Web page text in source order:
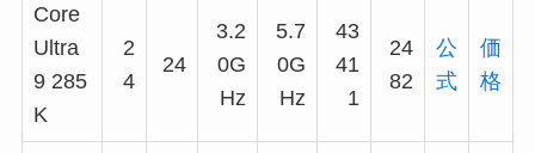
Core
Ultra
9 285
K
2
4
24
3.2
0G
Hz
5.7
0G
Hz
43
41
1
24
82
公
式
価
格